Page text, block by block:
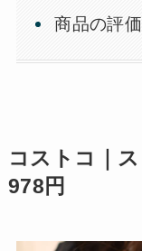
商品の評
コストコ｜
978円